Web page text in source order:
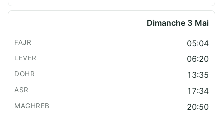
Dimanche 3 Mai
05:04
06:20
13:35
17:34
20:50